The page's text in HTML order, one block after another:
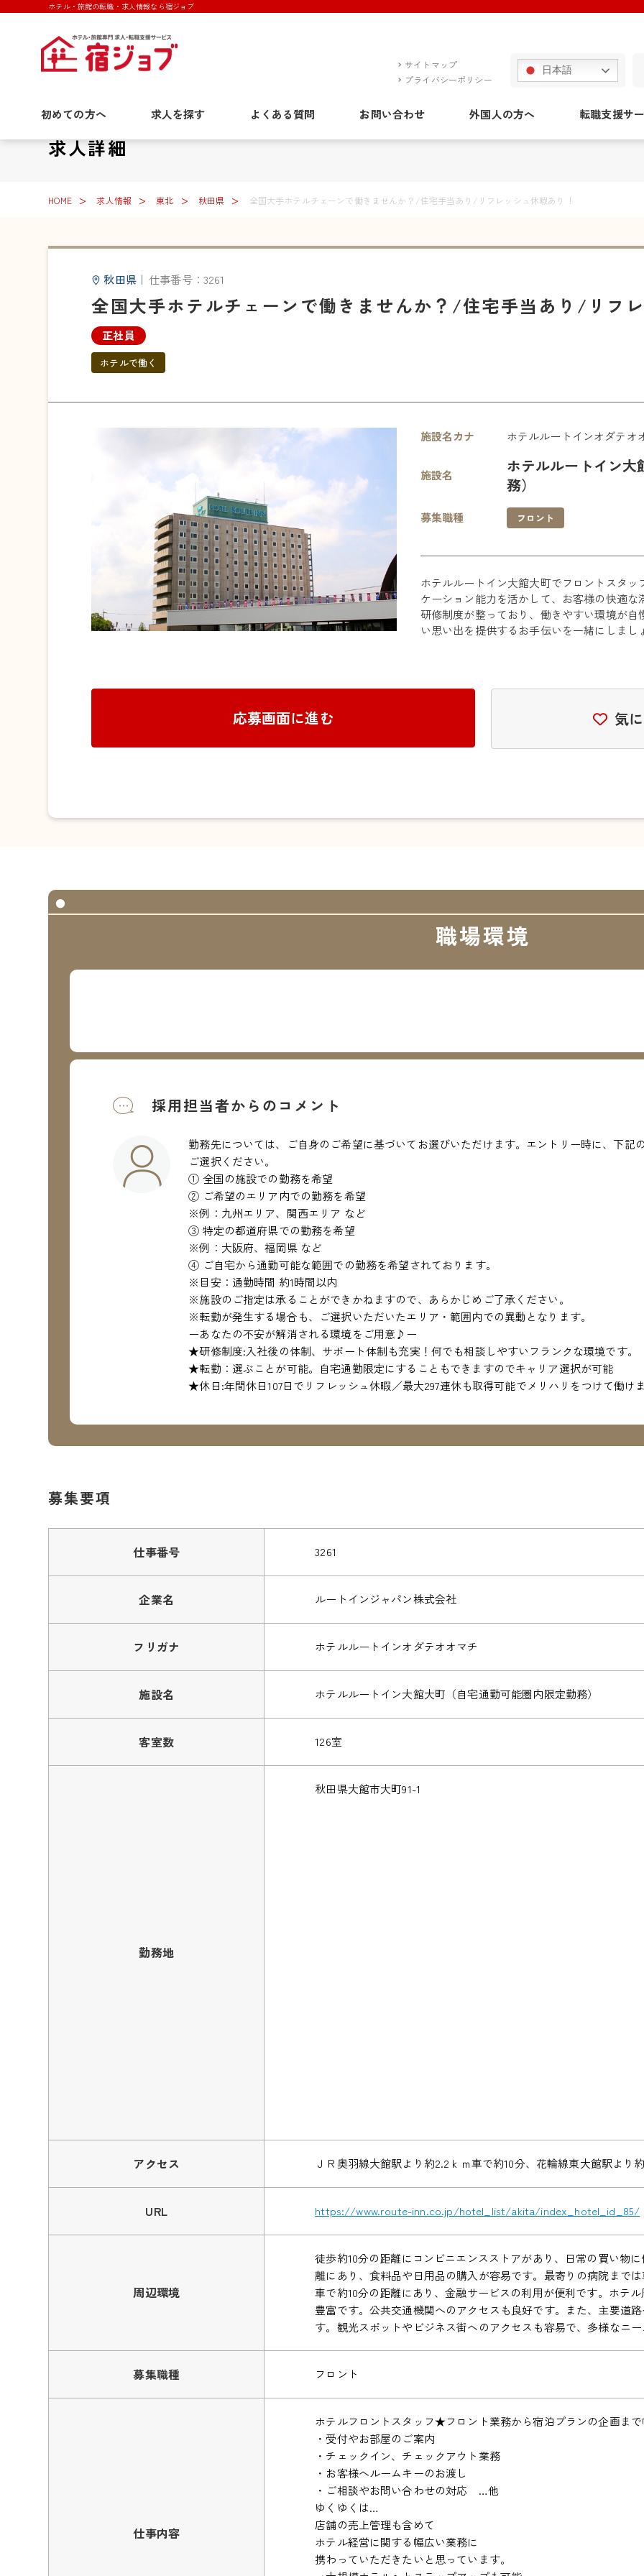
ホテル・旅館の転職・求人情報なら宿ジョブ
サイトマップ
プライバシーポリシー
日本語
初めての方へ 求人を探す よくある質問 お問い合わせ 外国人の方へ 転職支援サ
求人詳細
HOME 求人情報 東北 秋田県 全国大手ホテルチェーンで働きませんか？/住宅手当あり/リフレッシュ休暇あり！
秋田県｜ 仕事番号：3261
全国大手ホテルチェーンで働きませんか？/住宅手当あり/リフ
正社員
ホテルで働く
施設名カナ ホテルルートインオダテオ
施設名
ホテルルートイン
務）
募集職種 フロント
ホテルルートイン大館大町でフロントスタ
ケーション能力を活かして、お客様の快適
研修制度が整っており、働きやすい環境が
い思い出を提供するお手伝いを一緒にしまし
応募画面に進む 気
職場環境
採用担当者からのコメント
勤務先については、ご自身のご希望に基づいてお選びいただけます。エントリー時に、下記
ご選択ください。
① 全国の施設での勤務を希望
② ご希望のエリア内での勤務を希望
※例：九州エリア、関西エリア など
③ 特定の都道府県での勤務を希望
※例：大阪府、福岡県 など
④ ご自宅から通勤可能な範囲での勤務を希望されております。
※目安：通勤時間 約1時間以内
※施設のご指定は承ることができかねますので、あらかじめご了承ください。
※転勤が発生する場合も、ご選択いただいたエリア・範囲内での異動となります。
ーあなたの不安が解消される環境をご用意♪ー
★研修制度:入社後の体制、サポート体制も充実！何でも相談しやすいフランクな環境です。
★転勤：選ぶことが可能。自宅通勤限定にすることもできますのでキャリア選択が可能
★休日:年間休日107日でリフレッシュ休暇／最大297連休も取得可能でメリハリをつけて働け
募集要項
仕事番号 3261
企業名 ルートインジャパン株式会社
フリガナ ホテルルートインオダテオオマチ
施設名 ホテルルートイン大館大町（自宅通勤可能圏内限定勤務）
客室数 126室
勤務地
秋田県大館市大町91-1
アクセス ＪＲ奥羽線大館駅より約2.2ｋｍ車で約10分、花輪線東大館駅より
URL https://www.route-inn.co.jp/hotel_list/akita/index_hotel_id_85/
周辺環境
徒歩約10分の距離にコンビニエンスストアがあり、日常の買い物
離にあり、食料品や日用品の購入が容易です。最寄りの病院まで
車で約10分の距離にあり、金融サービスの利用が便利です。ホテ
豊富です。公共交通機関へのアクセスも良好です。また、主要道
す。観光スポットやビジネス街へのアクセスも容易で、多様なニ
募集職種 フロント
仕事内容
ホテルフロントスタッフ★フロント業務から宿泊プランの企画ま
・受付やお部屋のご案内
・チェックイン、チェックアウト業務
・お客様へルームキーのお渡し
・ご相談やお問い合わせの対応 …他
ゆくゆくは…
店舗の売上管理も含めて
ホテル経営に関する幅広い業務に
携わっていただきたいと思っています。